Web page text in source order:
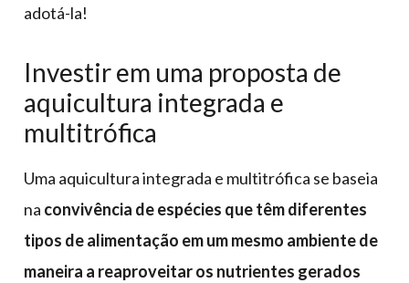
adotá-la!
Investir em uma proposta de
aquicultura integrada e
multitrófica
Uma aquicultura integrada e multitrófica se baseia
na convivência de espécies que têm diferentes
tipos de alimentação em um mesmo ambiente de
maneira a reaproveitar os nutrientes gerados